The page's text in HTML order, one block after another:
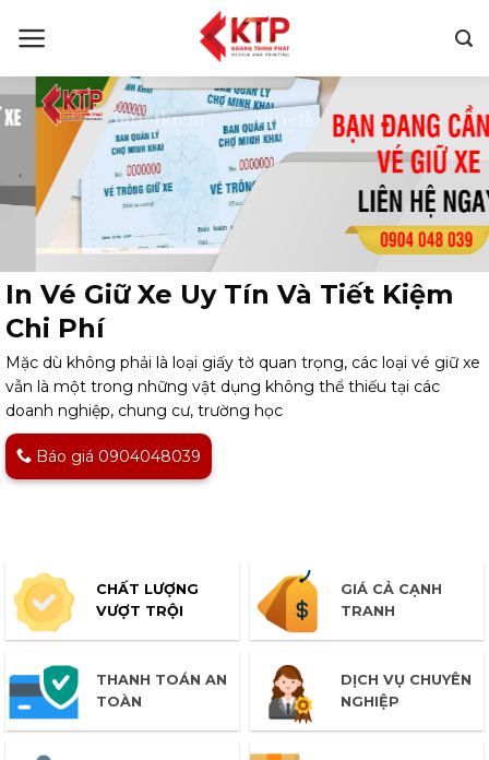
In Vé Giữ Xe Uy Tín Và Tiết Kiệm
Chi Phí
Mặc dù không phải là loại giấy tờ quan trọng, các loại vé giữ xe
vẫn là một trong những vật dụng không thể thiếu tại các
doanh nghiệp, chung cư, trường học
Báo giá 0904048039
CHẤT LƯỢNG
VƯỢT TRỘI
GIÁ CẢ CẠNH
TRANH
THANH TOÁN AN
TOÀN
DỊCH VỤ CHUYÊN
NGHIỆP